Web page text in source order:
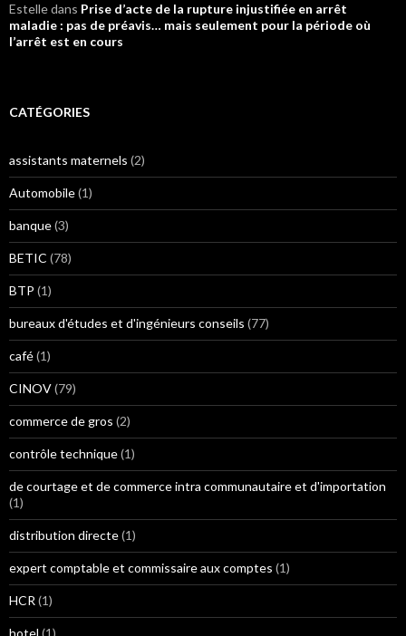
Estelledans Prise d’acte de la rupture injustifiée en arrêt
maladie : pas de préavis… mais seulement pour la période où
l’arrêt est en cours
CATÉGORIES
assistants maternels (2)
Automobile(1)
banque(3)
BETIC (78)
BTP (1)
bureaux d'études et d'ingénieurs conseils (77)
café(1)
CINOV(79)
commerce de gros (2)
contrôle technique(1)
de courtage et de commerce intra communautaire et d'importation
(1)
distribution directe(1)
expert comptable et commissaire aux comptes (1)
HCR (1)
hotel (1)